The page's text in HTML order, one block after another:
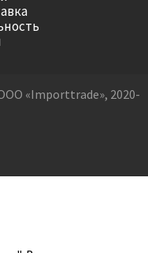
«Importtrade», 2020-